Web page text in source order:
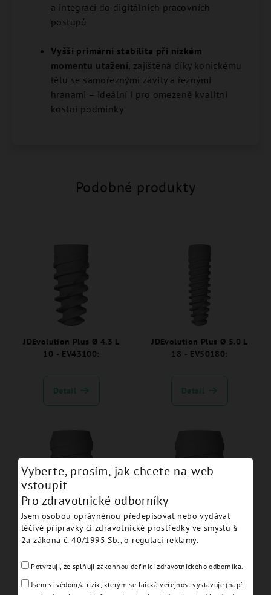
a integraci do digitálních pracovních
postupů
Vyšší primární stabilita při nízkém
momentu utažení, zajištěná díky konickému
tělu se samořeznými závity a řeznými
hranami – ideální i pro omezeně kvalitní
kostní podmínky
Podobné produkty
JDEvolution Plus Ø 4.3 L
10 - EV43100:
Detail
JDEvolution Plus Ø 5.0 L
18 - EV50180:
Detail
JDEvolution Plus Ø 6.0 L
11.5 - EV60115:
JDEvolution Plus Ø 6.0 L
10 - EV60100:
Vyberte, prosím, jak chcete na web
vstoupit
Pro zdravotnické odborníky
Jsem osobou oprávněnou předepisovat nebo vydávat
léčivé přípravky či zdravotnické prostředky ve smyslu §
2a zákona č. 40/1995 Sb., o regulaci reklamy.
Potvrzuji, že splňuji zákonnou definici zdravotnického odborníka.
Jsem si vědom/a rizik, kterým se laická veřejnost vystavuje (např.